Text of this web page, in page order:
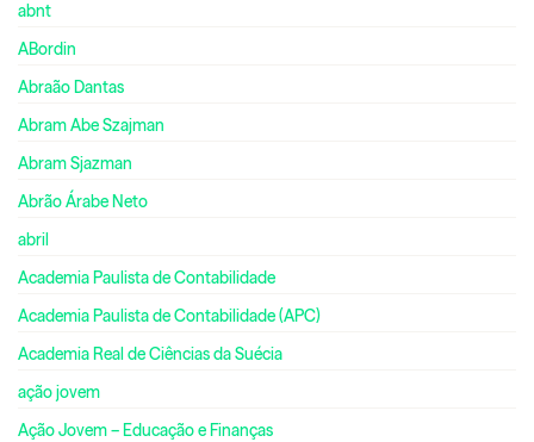
abnt
ABordin
Abraão Dantas
Abram Abe Szajman
Abram Sjazman
Abrão Árabe Neto
abril
Academia Paulista de Contabilidade
Academia Paulista de Contabilidade (APC)
Academia Real de Ciências da Suécia
ação jovem
Ação Jovem – Educação e Finanças